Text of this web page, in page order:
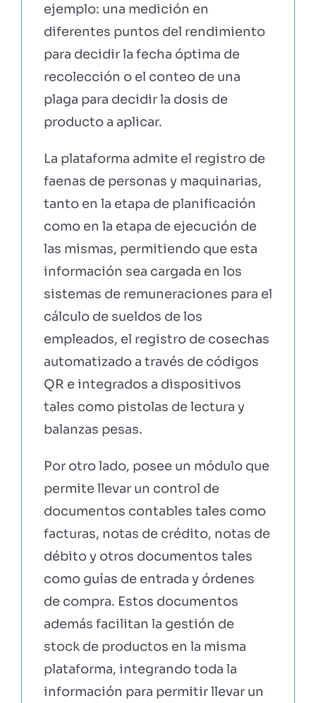
ejemplo: una medición en
diferentes puntos del rendimiento
para decidir la fecha óptima de
recolección o el conteo de una
plaga para decidir la dosis de
producto a aplicar.
La plataforma admite el registro de
faenas de personas y maquinarias,
tanto en la etapa de planificación
como en la etapa de ejecución de
las mismas, permitiendo que esta
información sea cargada en los
sistemas de remuneraciones para el
cálculo de sueldos de los
empleados, el registro de cosechas
automatizado a través de códigos
QR e integrados a dispositivos
tales como pistolas de lectura y
balanzas pesas.
Por otro lado, posee un módulo que
permite llevar un control de
documentos contables tales como
facturas, notas de crédito, notas de
débito y otros documentos tales
como guías de entrada y órdenes
de compra. Estos documentos
además facilitan la gestión de
stock de productos en la misma
plataforma, integrando toda la
información para permitir llevar un